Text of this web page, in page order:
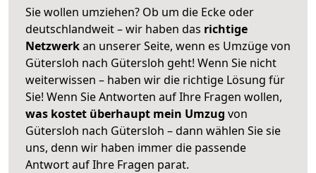
Sie wollen umziehen? Ob um die Ecke oder
deutschlandweit – wir haben das richtige
Netzwerkan unserer Seite, wenn es Umzüge von
Gütersloh nach Gütersloh geht! Wenn Sie nicht
weiterwissen – haben wir die richtige Lösung für
Sie! Wenn Sie Antworten auf Ihre Fragen wollen,
was kostet überhaupt mein Umzug von
Gütersloh nach Gütersloh – dann wählen Sie sie
uns, denn wir haben immer die passende
Antwort auf Ihre Fragen parat.